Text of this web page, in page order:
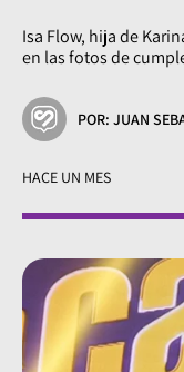
Isa Flow, hija de
en las fotos de
POR: JUAN
HACE UN MES